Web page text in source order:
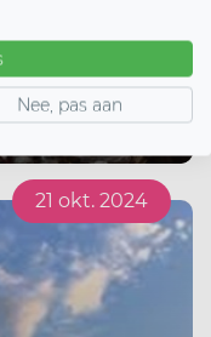
21 okt. 2024
Nee, pas aan